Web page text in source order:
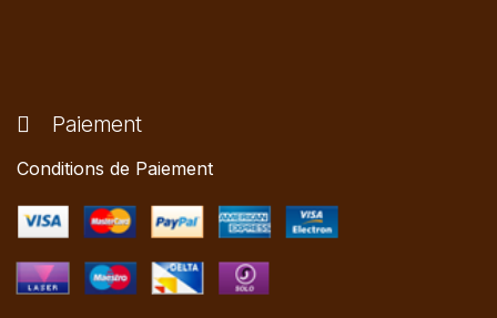
Paiement
Conditions de Paiement